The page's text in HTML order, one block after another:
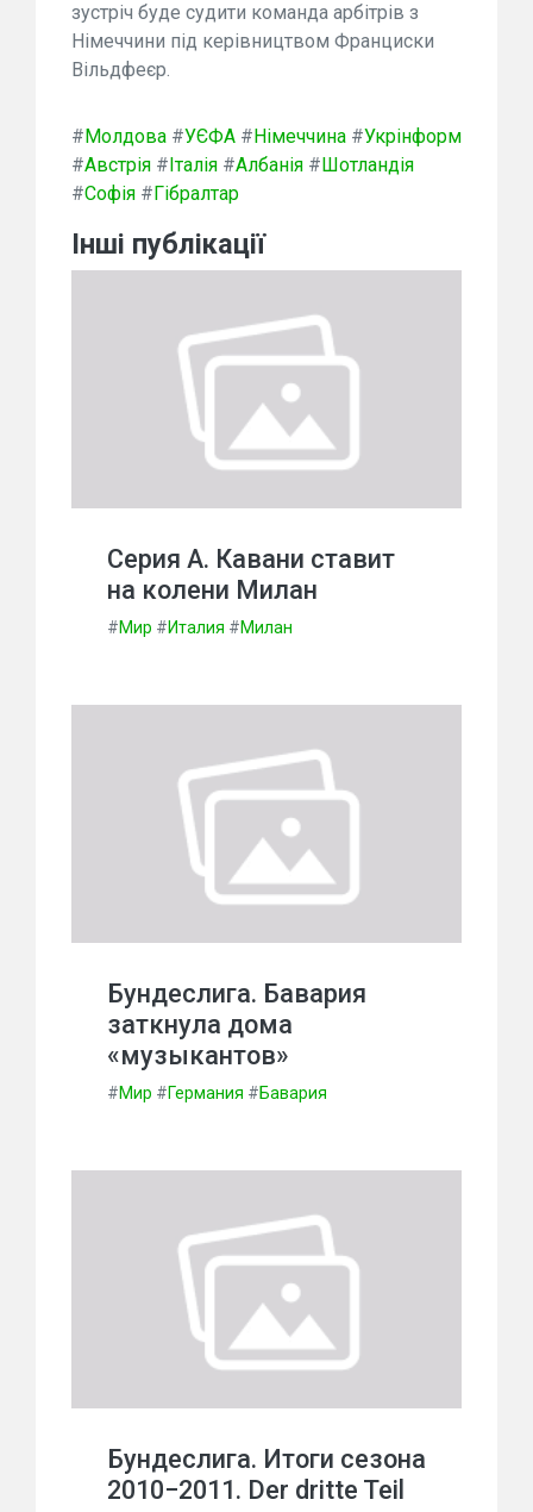
зустріч буде судити команда арбітрів з
Німеччини під керівництвом Франциски
Вільдфеєр.
# Молдова #УЄФА # Німеччина #Укрінформ
#Австрія # Італія #Албанія # Шотландія
#Софія # Гібралтар
Інші публікації
Серия А. Кавани ставит
на колени Милан
#Мир #Италия #Милан
Бундеслига. Бавария
заткнула дома
«музыкантов»
#Мир #Германия #Бавария
Бундеслига. Итоги сезона
2010−2011. Der dritte Teil